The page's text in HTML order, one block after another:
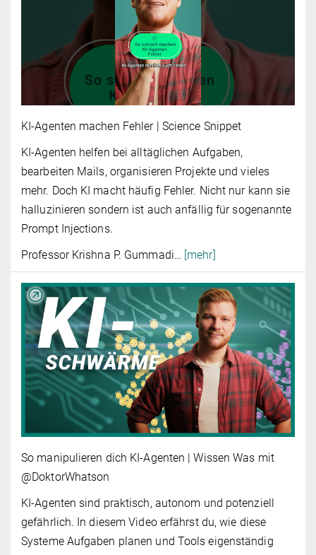
KI-Agenten machen Fehler | Science Snippet
KI-Agenten helfen bei alltäglichen Aufgaben,
bearbeiten Mails, organisieren Projekte und vieles
mehr. Doch KI macht häufig Fehler. Nicht nur kann sie
halluzinieren sondern ist auch anfällig für sogenannte
Prompt Injections.
Professor Krishna P. Gummadi… [mehr]
So manipulieren dich KI-Agenten | Wissen Was mit
@DoktorWhatson
KI-Agenten sind praktisch, autonom und potenziell
gefährlich. In diesem Video erfährst du, wie diese
Systeme Aufgaben planen und Tools eigenständig